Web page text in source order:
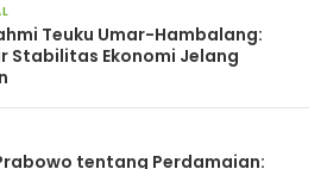
Teuku Umar-Hambalang:
Stabilitas Ekonomi Jelang
tentang Perdamaian: